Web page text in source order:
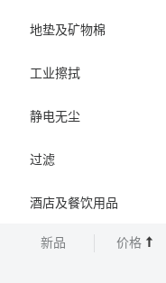
地垫及矿物棉
工业擦拭
静电无尘
过滤
酒店及餐饮用品
新品 价格